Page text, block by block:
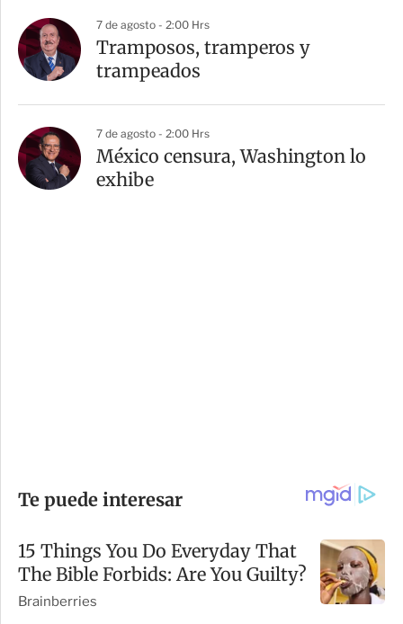
7 de agosto - 2:00 Hrs
Tramposos, tramperos y
trampeados
7 de agosto - 2:00 Hrs
México censura, Washington lo
exhibe